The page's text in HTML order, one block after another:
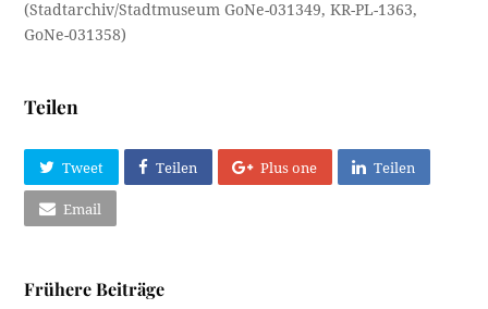
(Stadtarchiv/Stadtmuseum GoNe-031349, KR-PL-1363,
GoNe-031358)
Teilen
Tweet Teilen Plus one Teilen
Email
Frühere Beiträge